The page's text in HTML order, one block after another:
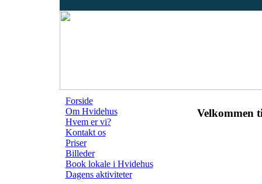
Forside
Om Hvidehus
Hvem er vi?
Kontakt os
Priser
Billeder
Book lokale i Hvidehus
Dagens aktiviteter
Velkommen